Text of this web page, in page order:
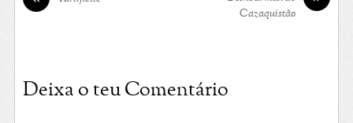
Cazaquistão
Deixa o teu Comentário